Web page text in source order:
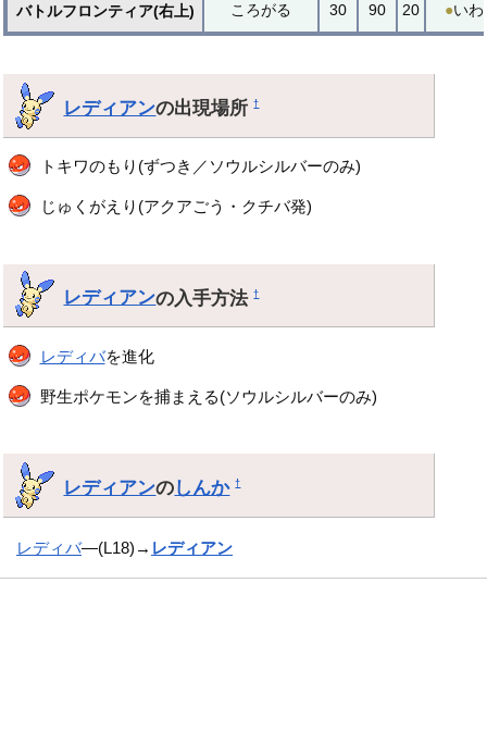
バトルフロンティア(右上) ころがる 30 90 20 ●いわ
レディアンの出現場所†
トキワのもり(ずつき／ソウルシルバーのみ)
じゅくがえり(アクアごう・クチバ発)
レディアンの入手方法†
レディバを進化
野生ポケモンを捕まえる(ソウルシルバーのみ)
レディアンのしんか †
レディバ―(L18)→ レディアン